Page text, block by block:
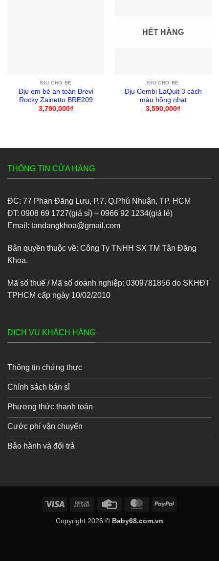
ĐỊU CHO BÉ
Địu em bé an toàn Brevi
Rocky Zainetto BRE209
3,790,000₫
HẾT HÀNG
ĐỊU CHO BÉ
Địu Combi LaQuit 3 cách
màu hồng nhạt
3,590,000₫
THÔNG TIN CỬA HÀNG
ĐC: 77 Phan Đăng Lưu, P.7, Q.Phú Nhuận, TP. HCM
ĐT: 0908 69 1727(giá sỉ) – 0966 92 1234(giá lẻ)
Email: tandangkhoa@gmail.com
Bản quyền thuộc về: Công Ty TNHH SX TM Tân Đăng
Khoa.
Mã số thuế / Mã số doanh nghiệp: 0309781856 do SKHĐT
TPHCM cấp ngày 10/02/2010
DỊCH VỤ KHÁCH HÀNG
Thông tin chứng thực
Chính sách bán sỉ
Phương thức thanh toán
Cước phí vận chuyển
Bảo hành và đổi trả
Visa
Cash
Credit
MasterCard
Copyright 2026 © Baby68.com.vn